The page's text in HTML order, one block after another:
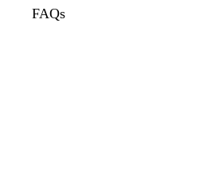
FAQs